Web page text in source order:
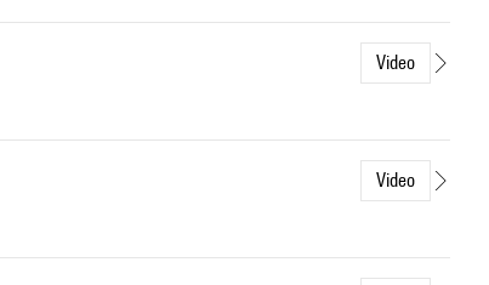
Video
Video